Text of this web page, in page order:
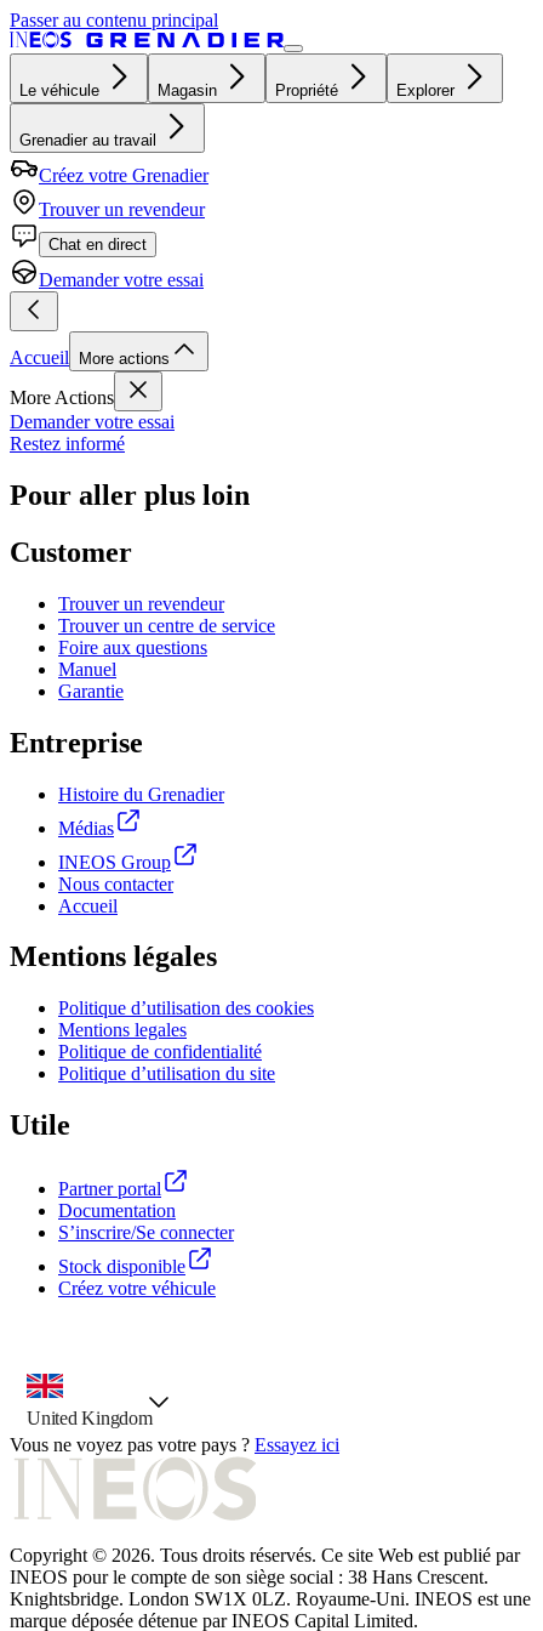
Passer au contenu principal
Le véhicule Magasin Propriété Explorer
Grenadier au travail
Créez votre Grenadier
Trouver un revendeur
Chat en direct
Demander votre essai
Accueil More actions
More Actions
Demander votre essai
Restez informé
Pour aller plus loin
Customer
Trouver un revendeur
Trouver un centre de service
Foire aux questions
Manuel
Garantie
Entreprise
Histoire du Grenadier
Médias
INEOS Group
Nous contacter
Accueil
Mentions légales
Politique d’utilisation des cookies
Mentions legales
Politique de confidentialité
Politique d’utilisation du site
Utile
Partner portal
Documentation
S’inscrire/Se connecter
Stock disponible
Créez votre véhicule
outil de sélection de pays, option présélectionnée
United Kingdom
Vous ne voyez pas votre pays ? Essayez ici
Copyright © 2026. Tous droits réservés. Ce site Web est publié par
INEOS pour le compte de son siège social : 38 Hans Crescent.
Knightsbridge. London SW1X 0LZ. Royaume-Uni. INEOS est une
marque déposée détenue par INEOS Capital Limited.